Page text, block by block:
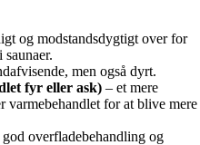
og modstandsdygtigt over for
men også dyrt.
fyr eller ask) – et mere
for at blive mere
overfladebehandling og